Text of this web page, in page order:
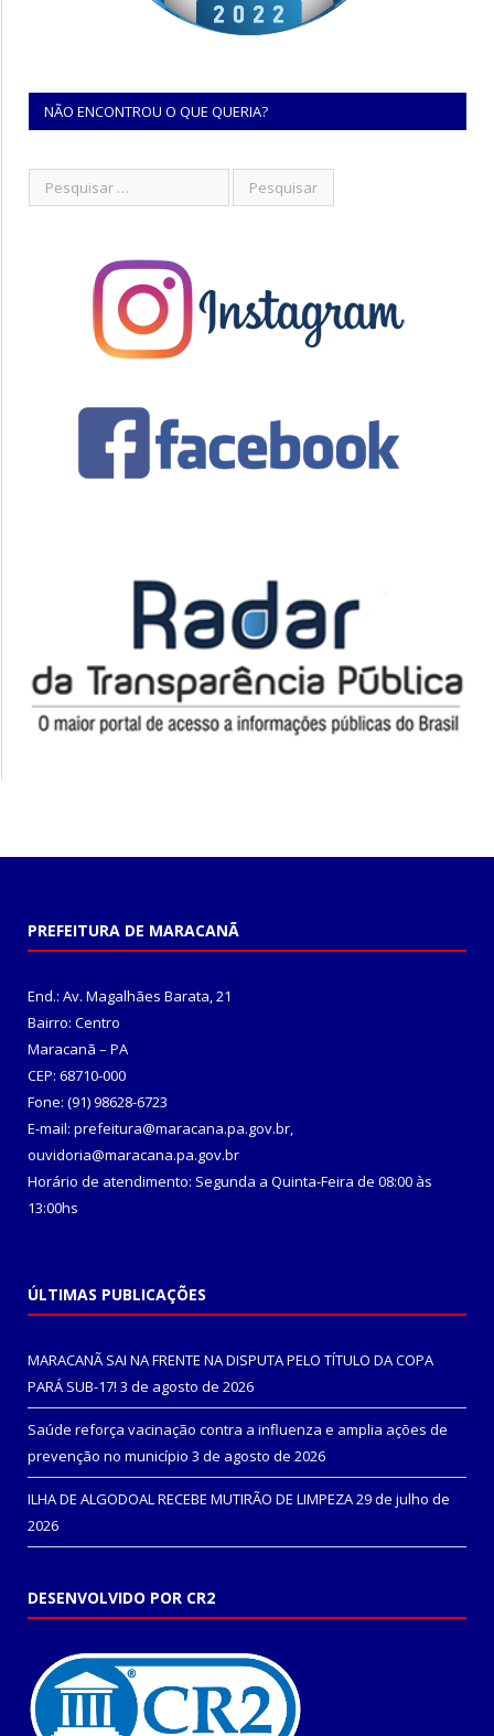
NÃO ENCONTROU O QUE QUERIA?
PREFEITURA DE MARACANÃ
End.: Av. Magalhães Barata, 21
Bairro: Centro
Maracanã – PA
CEP: 68710-000
Fone: (91) 98628-6723
E-mail: prefeitura@maracana.pa.gov.br,
ouvidoria@maracana.pa.gov.br
Horário de atendimento: Segunda a Quinta-Feira de 08:00 às
13:00hs
ÚLTIMAS PUBLICAÇÕES
MARACANÃ SAI NA FRENTE NA DISPUTA PELO TÍTULO DA COPA
PARÁ SUB-17! 3 de agosto de 2026
Saúde reforça vacinação contra a influenza e amplia ações de
prevenção no município 3 de agosto de 2026
ILHA DE ALGODOAL RECEBE MUTIRÃO DE LIMPEZA29 de julho de
2026
DESENVOLVIDO POR CR2